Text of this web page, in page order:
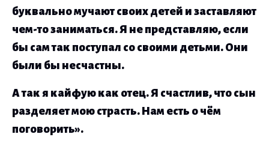
буквально мучают своих детей и заставляют
чем-то заниматься. Я не представляю, если
бы сам так поступал со своими детьми. Они
были бы несчастны.
А так я кайфую как отец. Я счастлив, что сын
разделяет мою страсть. Нам есть о чём
поговорить».